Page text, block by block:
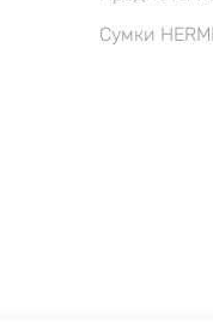
Сумки